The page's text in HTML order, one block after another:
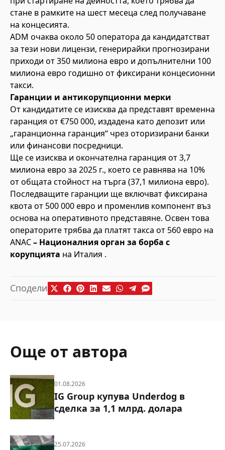
стане в рамките на шест месеца след получаване
на концесията.
ADM очаква около 50 оператора да кандидатстват
за тези нови лицензи, генерирайки прогнозирани
приходи от 350 милиона евро и допълнителни 100
милиона евро годишно от фиксирани концесионни
такси.
Гаранции и антикорупционни мерки
От кандидатите се изисква да представят временна
гаранция от €750 000, издадена като депозит или
„гаранционна гаранция“ чрез оторизирани банки
или финансови посредници.
Ще се изисква и окончателна гаранция от 3,7
милиона евро за 2025 г., което се равнява на 10%
от общата стойност на търга (37,1 милиона евро).
Последващите гаранции ще включват фиксирана
квота от 500 000 евро и променлив компонент въз
основа на оперативното представяне. Освен това
операторите трябва да платят такса от 560 евро на
ANAC– Националния орган за борба с
корупцията на Италия .
Сподели
Още от автора
01.08.2026
IG Group купува Underdog в
сделка за 1,1 млрд. долара
25.07.2026